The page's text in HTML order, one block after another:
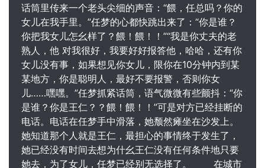
话筒里传来一个老头尖细的声音：“餵，任总吗？你的
女儿在我手里。”任梦的心都快跳出来了：“你是谁？
你把我女儿怎幺样了？餵！餵！！”“我是你丈夫的老
熟人，他 对我很好，我要好好报答他，哈哈，还有你
女儿没有事，如果想见你女儿，限你在10分钟内到某
某地方，你是聪明人，最好不要报警，否则你女
儿……嘿嘿。”任梦抓紧话筒，语气微微有些颤抖：“你
是谁？你是王仁？？餵！餵！！”可是对方已经挂断的
电话。电话在任梦手中滑落，她颓然瘫坐在沙发上。
她知道那个人就是王仁，最担心的事情终于发生了，
她已经没有时间去想为什幺王仁没有任何条件地只要
她去，为了女儿，任梦已经别无选择了。 在城市